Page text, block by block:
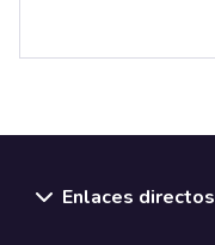
Enlaces directos